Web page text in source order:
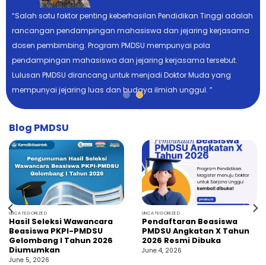
“Salah satu faktor penting keberhasilan Pendidikan Tinggi adalah
rancangan pendampingan mahasiswa dan jejaring kerjasama
dosen pembimbing. Program PMDSU mempunyai pola
pendampingan mahasiswa dan jejaring kerjasama tersebut.
Lulusan PMDSU dirancang untuk menjadi Doktor Muda yang
mempunyai jejaring luas dan budaya ilmiah unggul. ”
Blog PMDSU
UNCATEGORIZED
Hasil Seleksi Wawancara
Beasiswa PKPI-PMDSU
Gelombang I Tahun 2026
Diumumkan
June 5, 2026
UNCATEGORIZED
Pendaftaran Beasiswa
PMDSU Angkatan X Tahun
2026 Resmi Dibuka
June 4, 2026